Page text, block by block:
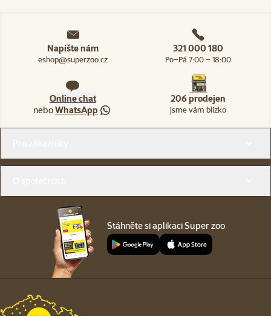
Napište nám
eshop@superzoo.cz
321 000 180
Po–Pá 7:00 – 18:00
Online chat
neboWhatsApp
206 prodejen
jsme vám blízko
Stáhněte si aplikaci Super zoo